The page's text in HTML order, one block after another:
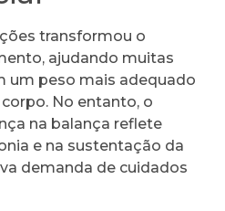
transformou o
ajudando muitas
um peso mais adequado
No entanto, o
na balança reflete
e na sustentação da
demanda de cuidados